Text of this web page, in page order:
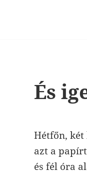
És
Hétfőn, két
azt a
és fél óra